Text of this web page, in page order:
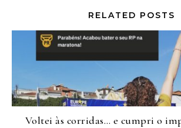
RELATED POSTS
Voltei às corridas… e cumpri o